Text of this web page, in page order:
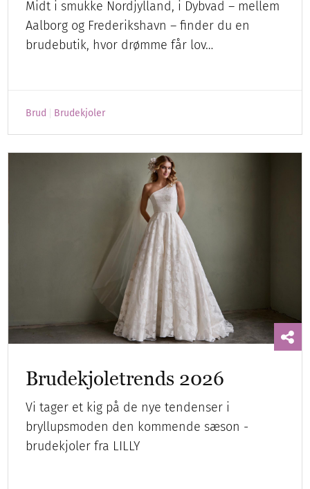
Midt i smukke Nordjylland, i Dybvad – mellem
Aalborg og Frederikshavn – finder du en
brudebutik, hvor drømme får lov…
Brud Brudekjoler
Brudekjoletrends 2026
Vi tager et kig på de nye tendenser i
bryllupsmoden den kommende sæson -
brudekjoler fra LILLY